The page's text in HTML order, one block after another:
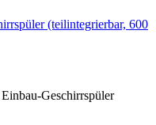
(teilintegrierbar, 600